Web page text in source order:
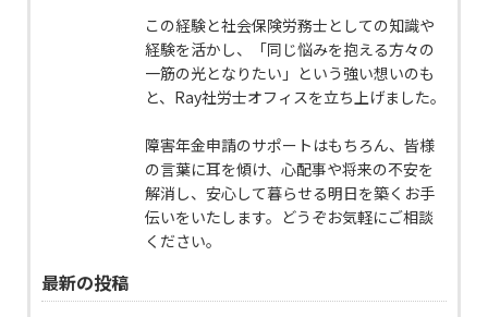
この経験と社会保険労務士としての知識や
経験を活かし、「同じ悩みを抱える方々の
一筋の光となりたい」という強い想いのも
と、Ray社労士オフィスを立ち上げました。
障害年金申請のサポートはもちろん、皆様
の言葉に耳を傾け、心配事や将来の不安を
解消し、安心して暮らせる明日を築くお手
伝いをいたします。どうぞお気軽にご相談
ください。
最新の投稿